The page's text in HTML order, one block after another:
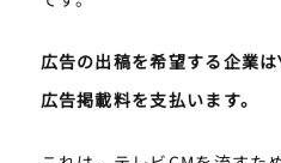
広告の出稿を希望する企業
広告掲載料を支払います。